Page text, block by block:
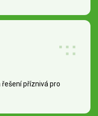
příznivá pro